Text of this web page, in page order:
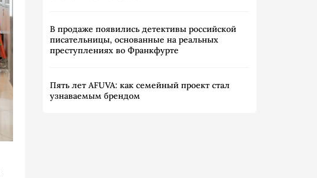
В продаже появились детективы российской
писательницы, основанные на реальных
преступлениях во Франкфурте
Пять лет AFUVA: как семейный проект стал
узнаваемым брендом